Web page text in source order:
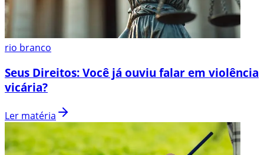
rio branco
Seus Direitos: Você já ouviu falar em violência
vicária?
Ler matéria